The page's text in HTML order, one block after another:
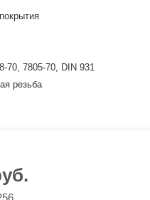
70, 7805-70, DIN 931
резьба